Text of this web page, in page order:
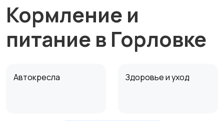
Кормление и
питание в Горловке
Автокресла Здоровье и уход